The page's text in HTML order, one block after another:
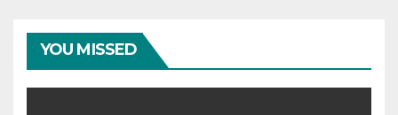
YOU MISSED